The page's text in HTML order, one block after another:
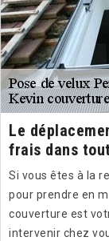
Le
frais dans
Si vous êtes à la
pour prendre en
couverture est
intervenir chez